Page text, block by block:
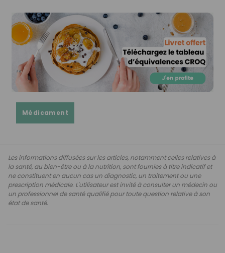
Médicament
Les informations diffusées sur les articles, notamment celles relatives à
la santé, au bien-être ou à la nutrition, sont fournies à titre indicatif et
ne constituent en aucun cas un diagnostic, un traitement ou une
prescription médicale. L'utilisateur est invité à consulter un médecin ou
un professionnel de santé qualifié pour toute question relative à son
état de santé.